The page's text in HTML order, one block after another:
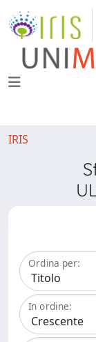
IRIS
Ordina per:
In ordine: